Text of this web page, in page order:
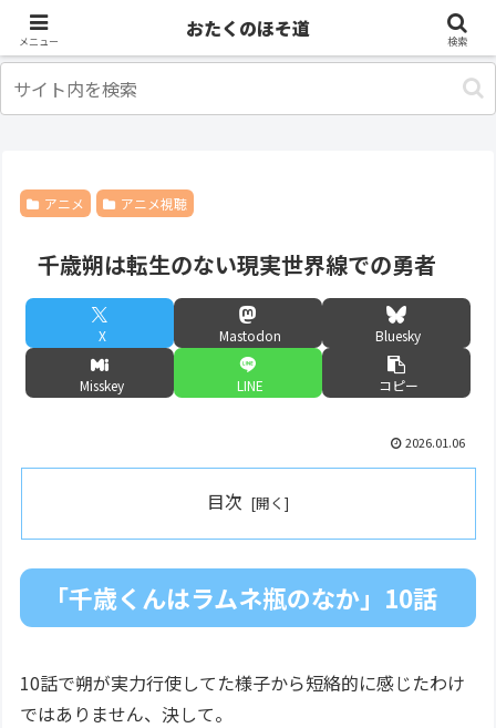
アニメ アニメ視聴
千歳朔は転生のない現実世界線での勇者
X Mastodon Bluesky
Misskey LINE コピー
2026.01.06
目次
「千歳くんはラムネ瓶のなか」10話
10話で朔が実力行使してた様子から短絡的に感じたわけ
ではありません、決して。
メニュー
おたくのほそ道
検索